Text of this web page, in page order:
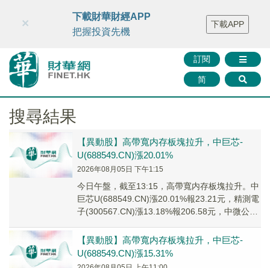
財華智庫網 FINTV FINMETA 財華證券 媒體矩陣
智庫沙龍
聯絡我們
訂閱
简
×
下載財華財經APP
把握投資先機
下載APP
搜尋結果
【異動股】高帶寬内存板塊拉升，中巨芯-
U(688549.CN)漲20.01%
2026年08月05日 下午1:15
今日午盤，截至13:15，高帶寬内存板塊拉升。中
巨芯U(688549.CN)漲20.01%報23.21元，精測電
子(300567.CN)漲13.18%報206.58元，中微公司
【異動股】高帶寬内存板塊拉升，中巨芯-
U(688549.CN)漲15.31%